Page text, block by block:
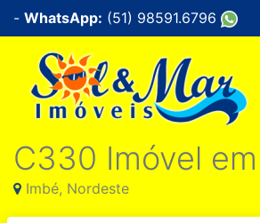
- WhatsApp: (51) 98591.6796
C330 Imóvel
Imbé, Nordeste